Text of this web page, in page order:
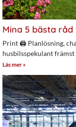
Mina 5 bästa
Print 🖨 Planlösning,
husbilsspekulant
Läs mer »